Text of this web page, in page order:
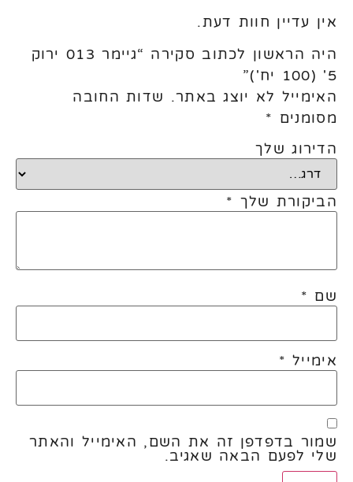
אין עדיין חוות דעת.
היה הראשון לכתוב סקירה “גיימר 013 ירוק
5' (100 יח')”
האימייל לא יוצג באתר. שדות החובה
מסומנים *
הדירוג שלך
הביקורת שלך *
שם *
אימייל *
שמור בדפדפן זה את השם, האימייל והאתר
שלי לפעם הבאה שאגיב.